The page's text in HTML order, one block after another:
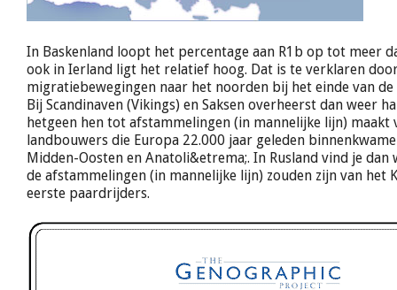
In Baskenland loopt het percentage aan R1b op tot meer
ook in Ierland ligt het relatief hoog. Dat is te verklaren
migratiebewegingen naar het noorden bij het einde van
Bij Scandinaven (Vikings) en Saksen overheerst dan weer
hetgeen hen tot afstammelingen (in mannelijke lijn) maakt
landbouwers die Europa 22.000 jaar geleden
Midden-Oosten en Anatoli&etrema;. In Rusland vind je dan
de afstammelingen (in mannelijke lijn) zouden zijn van het
eerste paardrijders.